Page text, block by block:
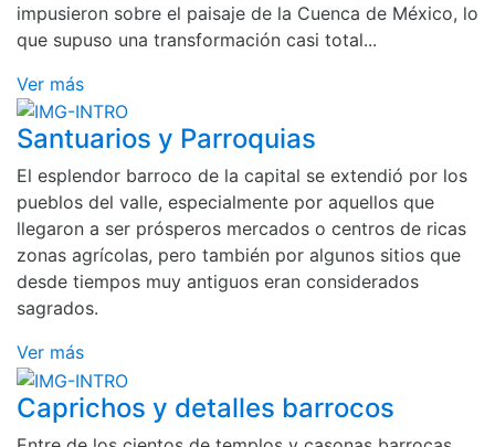
impusieron sobre el paisaje de la Cuenca de México, lo
que supuso una transformación casi total...
Ver más
Santuarios y Parroquias
El esplendor barroco de la capital se extendió por los
pueblos del valle, especialmente por aquellos que
llegaron a ser prósperos mercados o centros de ricas
zonas agrícolas, pero también por algunos sitios que
desde tiempos muy antiguos eran considerados
sagrados.
Ver más
Caprichos y detalles barrocos